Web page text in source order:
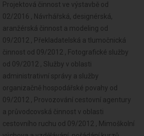
Projektová činnost ve výstavbě od 02/2016 , Návrhářská, designérská, aranžérská činnost a modeling od 09/2012 , Překladatelská a tlumočnická činnost od 09/2012 , Fotografické služby od 09/2012 , Služby v oblasti administrativní správy a služby organizačně hospodářské povahy od 09/2012 , Provozování cestovní agentury a průvodcovská činnost v oblasti cestovního ruchu od 09/2012 , Mimoškolní výchova a vzdělávání, pořádání kurzů, školení, včetně lektorské činnosti od 09/2012 , Provozování kulturních, kulturně-vzdělávacích a zábavních zařízení, pořádání kulturních produkcí, zábav, výstav, veletrhů, přehlídek, prodejních a obdobných akcí od 09/2012 , Provozování tělovýchovných a sportovních zařízení a organizování sportovní činnosti od 09/2012 , Praní pro domácnost, žehlení, opravy a údržba oděvů, bytového textilu a osobního zboží od 09/2012 , Poskytování technických služeb od 09/2012 , Opravy a údržba potřeb pro domácnost, předmětů kulturní povahy, výrobků jemné mechaniky, optických přístrojů a měřidel od 09/2012 , Poskytování služeb pro rodinu a domácnost od 09/2012 , Poskytování služeb osobního charakteru a pro osobní hygienu od 09/2012 , Poskytování služeb pro zemědělství, zahradnictví, rybníkářství, lesnictví a myslivost od 09/2012 , Činnost odborného lesního hospodáře a vyhotovování lesních hospodářských plánů a osnov od 09/2012 , Chov zvířat a jejich výcvik (s výjimkou živočišné výroby) od 09/2012 , Výroba krmiv, krmných směsí, doplňkových látek a premixů od 09/2012 , Pěstitelské pálení od 09/2012 , Zpracování dřeva, výroba dřevěných, korkových, proutěných a slaměných výrobků od 09/2012 , Výroba vlákniny, papíru a lepenky a zboží z těchto materiálů od 09/2012 , Výroba, rozmnožování, distribuce, prodej, pronájem zvukových a zvukově-obrazových záznamů a výroba nenahraných nosičů údajů a záznamů od 09/2012 , Výroba koksu, surového dehtu a jiných pevných paliv od 09/2012 , Výroba hnojiv od 09/2012 , Výroba plastových a pryžových výrobků od 09/2012 , Výroba a zpracování skla od 09/2012 , Výroba stavebních hmot, porcelánových, keramických a sádrových výrobků od 09/2012 , Výroba brusiv a ostatních minerálních nekovových výrobků od 09/2012 , Výroba, obchod a služby jinde nezařazené od 09/2012 , Diagnostická, zkušební a poradenská činnost v ochraně rostlin a ošetřování rostlin, rostlinných produktů, objektů a půdy proti škodlivým organismům přípravky na ochranu rostlin nebo biocidními přípravky od 09/2012 , Nakládání s reprodukčním materiálem lesních dřevin od 09/2012 , Výroba potravinářských a škrobárenských výrobků od 09/2012 , Výroba textilií, textilních výrobků, oděvů a oděvních doplňků od 09/2012 , Broušení technického a šperkového kamene od 09/2012 , Umělecko-řemeslné zpracování kovů od 09/2012 , Výroba strojů a zařízení od 09/2012 , Stavba a výroba plavidel od 09/2012 , Výroba, opravy a údržba sportovních potřeb, her, hraček a dětských kočárků od 09/2012 , Výroba a hutní zpracování železa, drahých a neželezných kovů a jejich slitin od 09/2012 , Výroba kovových konstrukcí a kovodělných výrobků od 09/2012 , Výroba měřicích, zkušebních, navigačních, optických a fotografických přístrojů a zařízení od 09/2012 , Výroba neelektrických zařízení pro domácnost od 09/2012 , Výroba motorových a přípojných vozidel a karoserií od 09/2012 , Výroba, vývoj, projektování, zkoušky, instalace, údržba, opravy, modifikace a konstrukční změny letadel, motorů letadel, vrtulí, letadlových částí a zařízení a leteckých pozemních zařízení od 09/2012 , Výroba drážních hnacích vozidel a drážních vozidel na dráze tramvajové, trolejbusové a lanové a železničního parku od 09/2012 , Výroba jízdních kol, vozíků pro invalidy a jiných nemotorových dopravních prostředků od 09/2012 , Výroba a opravy čalounických výrobků od 09/2012 , Výroba zdravotnických prostředků od 09/2012 , Zastavárenská činnost a maloobchod s použitým zbožím od 09/2012 , Údržba motorových vozidel a jejich příslušenství od 09/2012 , Výroba školních a kancelářských potřeb, kromě výrobků z papíru, výroba bižuterie, kartáčnického a konfekčního zboží, deštníků, upomínkových předmětů